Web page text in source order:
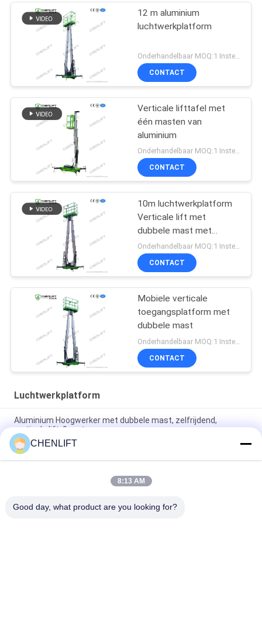
12 m aluminium
luchtwerkplatform
CONTACT
Verticale lifttafel met
één masten van
aluminium
Onderhandelbaar MOQ:1 Instellen
CONTACT
10m luchtwerkplatform
Verticale lift met
dubbele mast met
verlengplatform
Onderhandelbaar MOQ:1 Instellen
CONTACT
Mobiele verticale
toegangsplatform met
dubbele mast
CONTACT
Luchtwerkplatform
Aluminium Hoogwerker met dubbele mast, zelfrijdend,
verticale lift, 9 meter
10 meter hoog luchtwerkplatform met dubbele masten
Hydraulische verticale lifttafel
Aluminium Type Hoogwerker met Hefhoogte 14m
CHENLIFT
8:13 AM
Good day, what product are you looking for?